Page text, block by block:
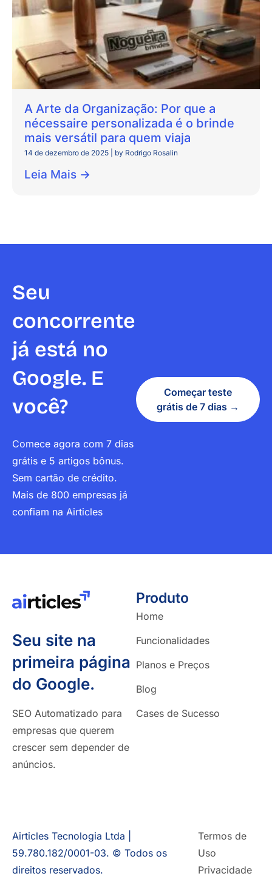
A Arte da Organização: Por que a
nécessaire personalizada é o brinde
mais versátil para quem viaja
14 de dezembro de 2025 by Rodrigo Rosalin
Leia Mais →
Seu
concorrente
já está no
Google. E
você?
Comece agora com 7 dias
grátis e 5 artigos bônus.
Sem cartão de crédito.
Mais de 800 empresas já
confiam na Airticles
Começar teste
grátis de 7 dias →
Seu site na
primeira página
do Google.
SEO Automatizado para
empresas que querem
crescer sem depender de
anúncios.
Produto
Home
Funcionalidades
Planos e Preços
Blog
Cases de Sucesso
Airticles Tecnologia Ltda |
59.780.182/0001-03. © Todos os
direitos reservados.
Termos de
Uso
Privacidade